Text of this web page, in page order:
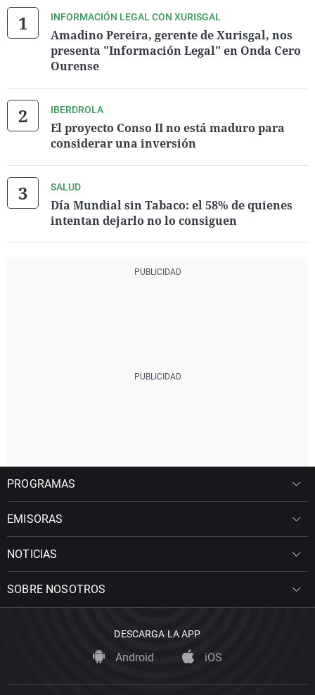
INFORMACIÓN LEGAL CON XURISGAL
Amadino Pereira, gerente de Xurisgal, nos
presenta "Información Legal" en Onda Cero
Ourense
IBERDROLA
El proyecto Conso II no está maduro para
considerar una inversión
SALUD
Día Mundial sin Tabaco: el 58% de quienes
intentan dejarlo no lo consiguen
PROGRAMAS
EMISORAS
NOTICIAS
SOBRE NOSOTROS
DESCARGA LA APP
Android iOS